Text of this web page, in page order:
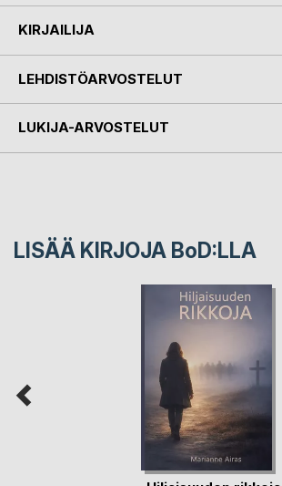
KIRJAILIJA
LEHDISTÖARVOSTELUT
LUKIJA-ARVOSTELUT
LISÄÄ KIRJOJA BoD:LLA